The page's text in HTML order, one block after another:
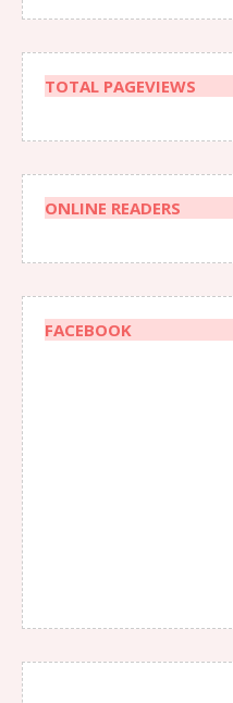
TOTAL PAGEVIEWS
ONLINE READERS
FACEBOOK